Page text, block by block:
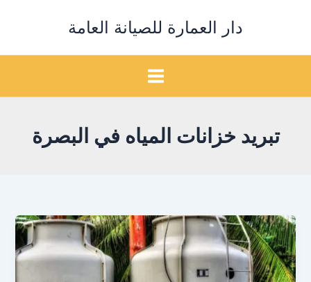
دار العمارة للصيانة العامة
تبريد خزانات المياه في البصرة